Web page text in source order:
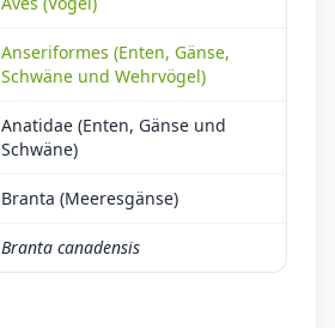
Anseriformes (Enten, Gänse,
Schwäne und Wehrvögel)
Anatidae (Enten, Gänse und
Schwäne)
Branta (Meeresgänse)
Branta canadensis